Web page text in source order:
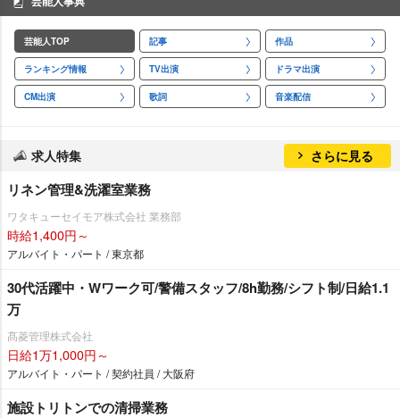
芸能人TOP 記事 作品
ランキング情報 TV出演 ドラマ出演
CM出演 歌詞 音楽配信
求人特集 さらに見る
リネン管理&洗濯室業務
ワタキューセイモア株式会社 業務部
時給1,400円～
アルバイト・パート / 東京都
30代活躍中・Wワーク可/警備スタッフ/8h勤務/シフト制/日給1.1
万
髙菱管理株式会社
日給1万1,000円～
アルバイト・パート / 契約社員 / 大阪府
施設トリトンでの清掃業務